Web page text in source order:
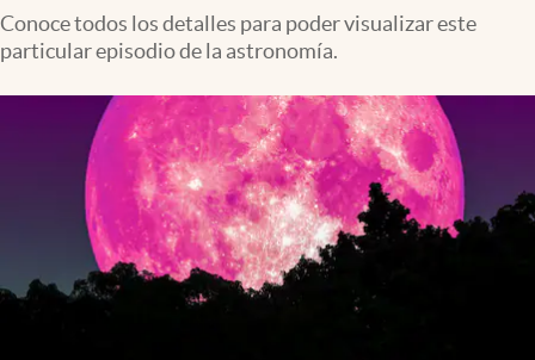
PC y mobile
USA
Conoce todos los detalles para poder visualizar este
particular episodio de la astronomía.